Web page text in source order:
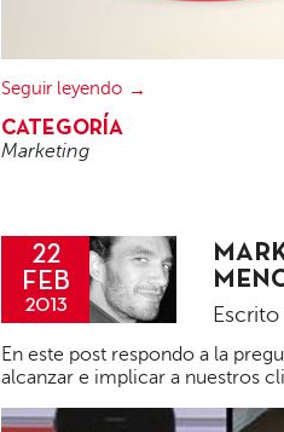
Seguir leyendo
CATEGORÍA
Marketing
22
FEB
2013
González
En este post respondo a la
alcanzar e implicar a nuestros